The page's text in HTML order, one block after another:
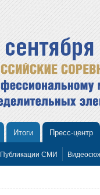
Итоги Пресс-центр
Публикации СМИ